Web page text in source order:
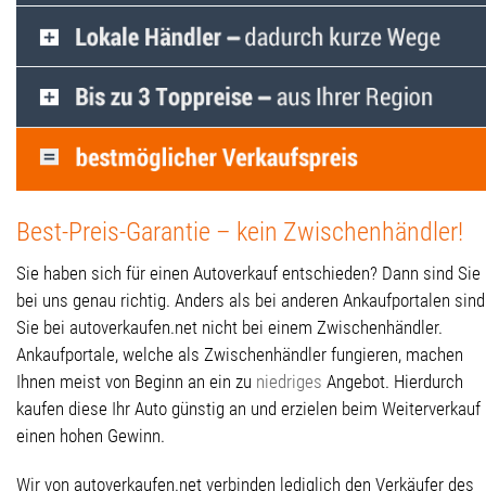
Best-Preis-Garantie – kein Zwischenhändler!
Sie haben sich für einen Autoverkauf entschieden? Dann sind Sie
bei uns genau richtig. Anders als bei anderen Ankaufportalen sind
Sie bei autoverkaufen.net nicht bei einem Zwischenhändler.
Ankaufportale, welche als Zwischenhändler fungieren, machen
Ihnen meist von Beginn an ein zu niedriges Angebot. Hierdurch
kaufen diese Ihr Auto günstig an und erzielen beim Weiterverkauf
einen hohen Gewinn.
Wir von autoverkaufen.net verbinden lediglich den Verkäufer des